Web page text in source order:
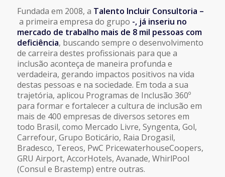
Fundada em 2008, a Talento Incluir Consultoria –
a primeira empresa do grupo -, já inseriu no
mercado de trabalho mais de 8 mil pessoas com
deficiência, buscando sempre o desenvolvimento
de carreira destes profissionais para que a
inclusão aconteça de maneira profunda e
verdadeira, gerando impactos positivos na vida
destas pessoas e na sociedade. Em toda a sua
trajetória, aplicou Programas de Inclusão 360º
para formar e fortalecer a cultura de inclusão em
mais de 400 empresas de diversos setores em
todo Brasil, como Mercado Livre, Syngenta, Gol,
Carrefour, Grupo Boticário, Raia Drogasil,
Bradesco, Tereos, PwC PricewaterhouseCoopers,
GRU Airport, AccorHotels, Avanade, WhirlPool
(Consul e Brastemp) entre outras.